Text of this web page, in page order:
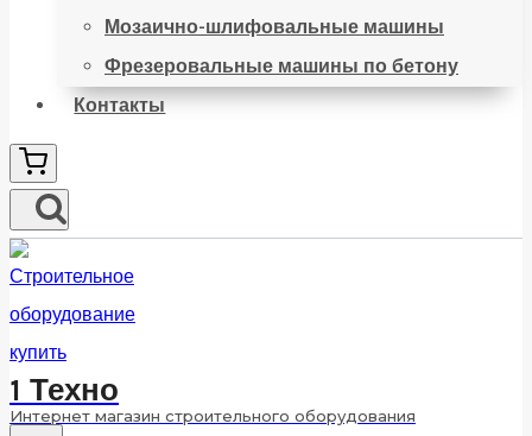
Мозаично-шлифовальные машины
Фрезеровальные машины по бетону
Контакты
1 Техно
Интернет магазин строительного оборудования